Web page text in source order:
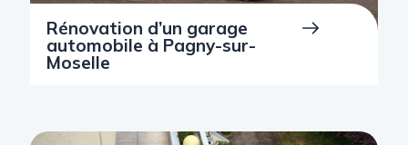
Rénovation d’un garage
automobile à Pagny-sur-
Moselle